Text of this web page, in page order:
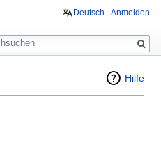
Hilfe
Deutsch Anmelden